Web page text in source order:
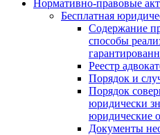
Нормативно-правовые
Бесплатная
Содержание
способы
Реестр
Порядок и
Порядок
юридически
юридические
Документы